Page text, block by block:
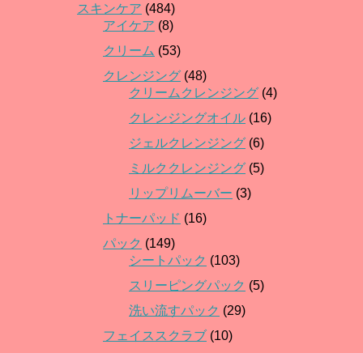
スキンケア (484)
アイケア (8)
クリーム (53)
クレンジング (48)
クリームクレンジング (4)
クレンジングオイル (16)
ジェルクレンジング (6)
ミルククレンジング (5)
リップリムーバー (3)
トナーパッド (16)
パック (149)
シートパック (103)
スリーピングパック (5)
洗い流すパック (29)
フェイススクラブ (10)